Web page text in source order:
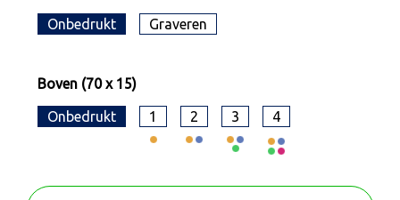
Onbedrukt Graveren
Boven (70 x 15)
Onbedrukt 1 2 3 4